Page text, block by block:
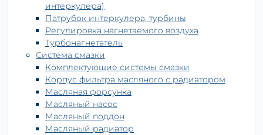
интеркулера)
Патрубок интеркулера, турбины
Регулировка нагнетаемого воздуха
Турбонагнетатель
Система смазки
Комплектующие системы смазки
Корпус фильтра масляного с радиатором
Масляная форсунка
Масляный насос
Масляный поддон
Масляный радиатор